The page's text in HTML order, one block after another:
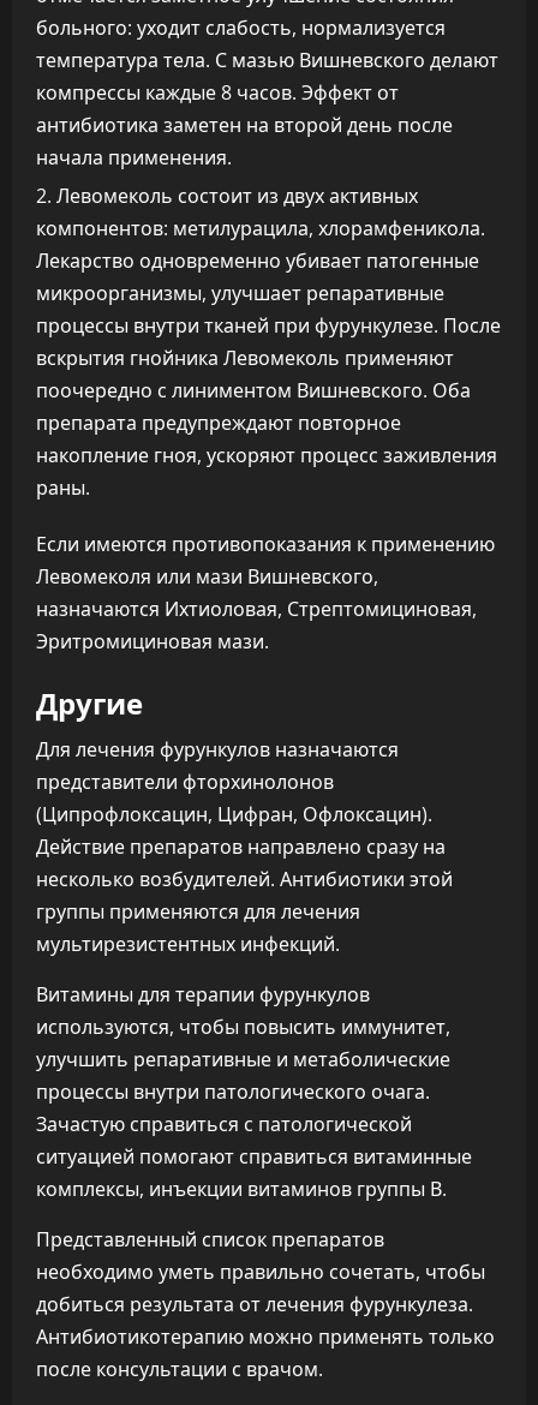
больного: уходит слабость, нормализуется
температура тела. С мазью Вишневского делают
компрессы каждые 8 часов. Эффект от
антибиотика заметен на второй день после
начала применения.
Левомеколь состоит из двух активных
компонентов: метилурацила, хлорамфеникола.
Лекарство одновременно убивает патогенные
микроорганизмы, улучшает репаративные
процессы внутри тканей при фурункулезе. После
вскрытия гнойника Левомеколь применяют
поочередно с линиментом Вишневского. Оба
препарата предупреждают повторное
накопление гноя, ускоряют процесс заживления
раны.
Если имеются противопоказания к применению
Левомеколя или мази Вишневского,
назначаются Ихтиоловая, Стрептомициновая,
Эритромициновая мази.
Другие
Для лечения фурункулов назначаются
представители фторхинолонов
(Ципрофлоксацин, Цифран, Офлоксацин).
Действие препаратов направлено сразу на
несколько возбудителей. Антибиотики этой
группы применяются для лечения
мультирезистентных инфекций.
Витамины для терапии фурункулов
используются, чтобы повысить иммунитет,
улучшить репаративные и метаболические
процессы внутри патологического очага.
Зачастую справиться с патологической
ситуацией помогают справиться витаминные
комплексы, инъекции витаминов группы В.
Представленный список препаратов
необходимо уметь правильно сочетать, чтобы
добиться результата от лечения фурункулеза.
Антибиотикотерапию можно применять только
после консультации с врачом.